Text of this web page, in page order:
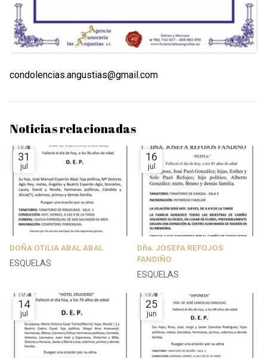
condolencias.angustias@gmail.com
Noticias relacionadas
31
jul
DOÑA OTILIA ABAL ABAL
ESQUELAS
16
jul
Dña. JOSEFA REFOJOS
FANDIÑO
ESQUELAS
14
jul
25
jun